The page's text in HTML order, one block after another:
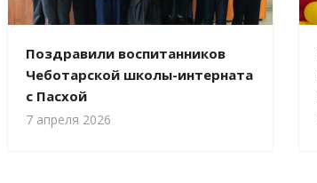
Поздравили воспитанников
Чеботарской школы-интерната
с Пасхой
7 апреля 2026